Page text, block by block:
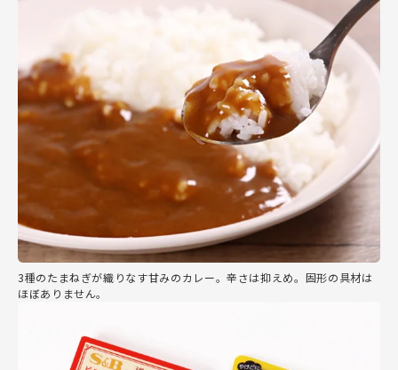
3種のたまねぎが織りなす甘みのカレー。辛さは抑えめ。固形の具材は
ほぼありません。